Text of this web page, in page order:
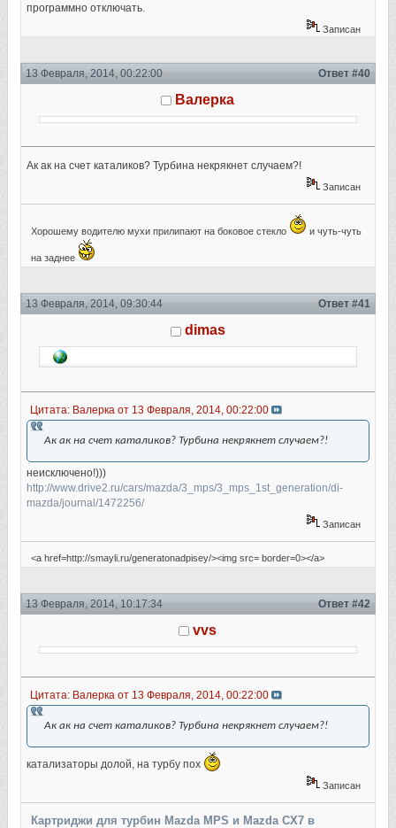
программно отключать.
Записан
13 Февраля, 2014, 00:22:00 Ответ #40
Валерка
Ак ак на счет каталиков? Турбина некрякнет случаем?!
Записан
Хорошему водителю мухи прилипают на боковое стекло и чуть-чуть
на заднее
13 Февраля, 2014, 09:30:44 Ответ #41
dimas
Цитата: Валерка от 13 Февраля, 2014, 00:22:00
Ак ак на счет каталиков? Турбина некрякнет случаем?!
неисключено!)))
http://www.drive2.ru/cars/mazda/3_mps/3_mps_1st_generation/di-
mazda/journal/1472256/
Записан
<a href=http://smayli.ru/generatonadpisey/><img src= border=0></a>
13 Февраля, 2014, 10:17:34 Ответ #42
vvs
Цитата: Валерка от 13 Февраля, 2014, 00:22:00
Ак ак на счет каталиков? Турбина некрякнет случаем?!
катализаторы долой, на турбу пох
Записан
Картриджи для турбин Mazda MPS и Mazda CX7 в